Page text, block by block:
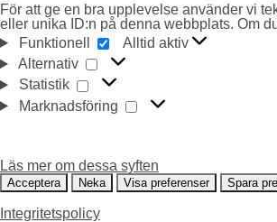
För att ge en bra upplevelse använder vi
eller unika ID:n på denna webbplats. Om
Funktionell
Alltid aktiv
Alternativ
ALTERNATIV
Statistik
STATISTIK
Marknadsföring
MARKNADSFÖRING
Läs mer om dessa syften
Acceptera Neka Visa preferenser Spara
Integritetspolicy